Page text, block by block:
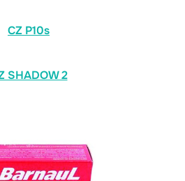
CZ P10s
SHADOW 2